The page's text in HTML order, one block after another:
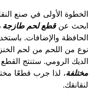
الخطوة الأولى في صنع
ابحث عنقطع لحم طازجة
الحافظة والإضافات.
نوع من اللحم من لحم
الديك الرومي. ستنتج
مختلفة، لذا جرب قطعًا
لنقانقك.